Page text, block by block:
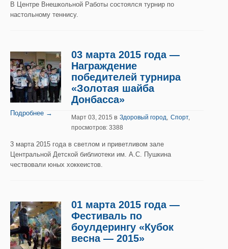
В Центре Внешкольной Работы состоялся турнир по
настольному теннису.
Подробнее →
03 марта 2015 года —
Награждение
победителей турнира
«Золотая шайба
Донбасса»
Март 03, 2015 в Здоровый город, Спорт,
просмотров: 3388
3 марта 2015 года в светлом и приветливом зале
Центральной Детской библиотеки им. А.С. Пушкина
чествовали юных хоккеистов.
01 марта 2015 года —
Фестиваль по
боулдерингу «Кубок
весна — 2015»